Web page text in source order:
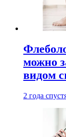
можно
видом
2 года